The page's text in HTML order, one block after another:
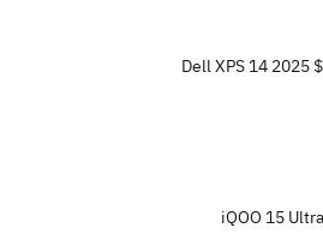
Dell XPS 14 2025
iQOO 15 Ultra